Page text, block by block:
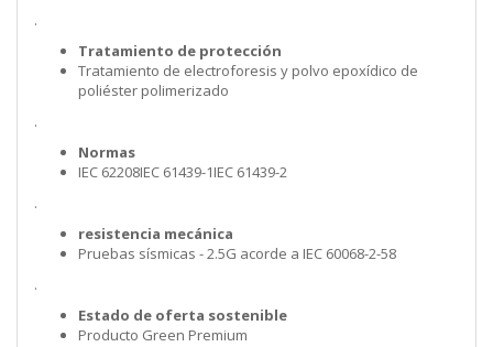
.
Tratamiento de protección
Tratamiento de electroforesis y polvo epoxídico de
poliéster polimerizado
.
Normas
IEC 62208IEC 61439-1IEC 61439-2
.
resistencia mecánica
Pruebas sísmicas - 2.5G acorde a IEC 60068-2-58
.
Estado de oferta sostenible
Producto Green Premium